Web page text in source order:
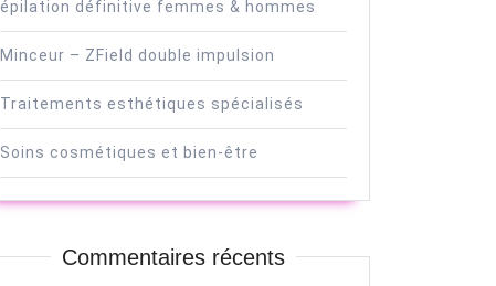
épilation définitive femmes & hommes
Minceur – ZField double impulsion
Traitements esthétiques spécialisés
Soins cosmétiques et bien-être
Commentaires récents